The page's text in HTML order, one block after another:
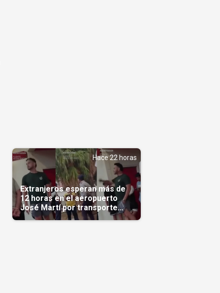
Hace 22 horas
Extranjeros esperan más de
12 horas en el aeropuerto
José Martí por transporte
reservado semanas